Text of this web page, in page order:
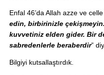
Enfal 46’da Allah azze ve celle
edin, birbirinizle
kuvvetiniz elden gider. Bir
sabredenlerle beraberdir”
Bilgiyi kutsallaştırdık.